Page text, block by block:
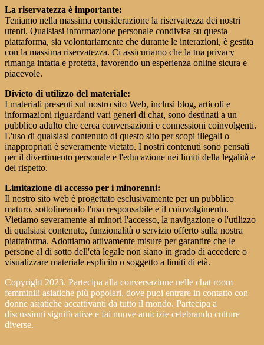
La riservatezza è importante:
Teniamo nella massima considerazione la riservatezza dei nostri
utenti. Qualsiasi informazione personale condivisa su questa
piattaforma, sia volontariamente che durante le interazioni, è gestita
con la massima riservatezza. Ci assicuriamo che la tua privacy
rimanga intatta e protetta, favorendo un'esperienza online sicura e
piacevole.
Divieto di utilizzo del materiale:
I materiali presenti sul nostro sito Web, inclusi blog, articoli e
informazioni riguardanti vari generi di chat, sono destinati a un
pubblico adulto che cerca conversazioni e connessioni coinvolgenti.
L'uso di qualsiasi contenuto di questo sito per scopi illegali o
inappropriati è severamente vietato. I nostri contenuti sono pensati
per il divertimento personale e l'educazione nei limiti della legalità e
del rispetto.
Limitazione di accesso per i minorenni:
Il nostro sito web è progettato esclusivamente per un pubblico
maturo, sottolineando l'uso responsabile e il coinvolgimento.
Vietiamo severamente ai minori l'accesso, la navigazione o l'utilizzo
di qualsiasi contenuto, funzionalità o servizio offerto sulla nostra
piattaforma. Adottiamo attivamente misure per garantire che le
persone al di sotto dell'età legale non siano in grado di accedere o
visualizzare materiale esplicito o soggetto a limiti di età.
Copyright 2023. Partecipa alla conversazione nelle chat room
femminili asiatiche più popolari, dove puoi entrare in contatto con
donne asiatiche accattivanti da tutto il mondo. Partecipa a
discussioni significative e fai nuove amicizie celebrando culture
diverse.